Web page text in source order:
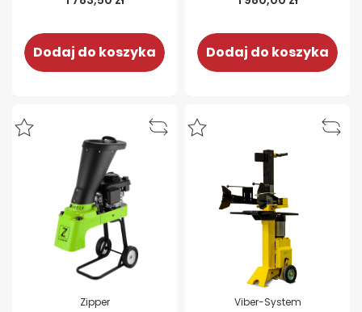
Dodaj do koszyka Dodaj do koszyka
Zipper Viber-System